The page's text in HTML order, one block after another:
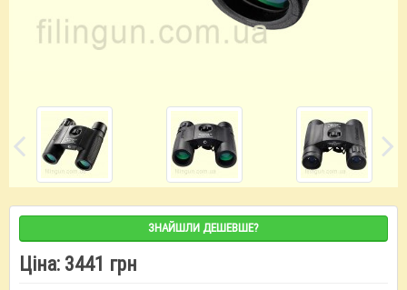
ЗНАЙШЛИ ДЕШЕВШЕ?
Ціна: 3441 грн